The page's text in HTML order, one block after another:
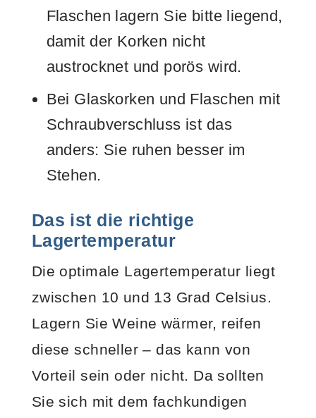
Flaschen lagern Sie bitte liegend,
damit der Korken nicht
austrocknet und porös wird.
Bei Glaskorken und Flaschen mit
Schraubverschluss ist das
anders: Sie ruhen besser im
Stehen.
Das ist die richtige
Lagertemperatur
Die optimale Lagertemperatur liegt
zwischen 10 und 13 Grad Celsius.
Lagern Sie Weine wärmer, reifen
diese schneller – das kann von
Vorteil sein oder nicht. Da sollten
Sie sich mit dem fachkundigen